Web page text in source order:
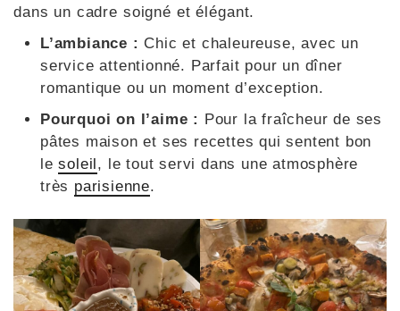
dans un cadre soigné et élégant.
L’ambiance : Chic et chaleureuse, avec un
service attentionné. Parfait pour un dîner
romantique ou un moment d’exception.
Pourquoi on l’aime : Pour la fraîcheur de ses
pâtes maison et ses recettes qui sentent bon
lesoleil, le tout servi dans une atmosphère
très parisienne.